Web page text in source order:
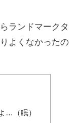
ランドマークタ
よくなかったの
…（眠）